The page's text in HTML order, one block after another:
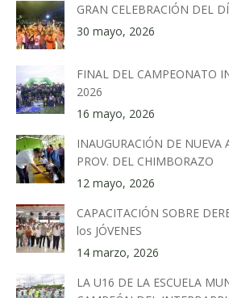
GRAN CELEBRACIÓN DEL
30 mayo, 2026
FINAL DEL CAMPEONATO
2026
16 mayo, 2026
INAUGURACIÓN DE NUEVA
PROV. DEL CHIMBORAZO
12 mayo, 2026
CAPACITACIÓN SOBRE
los JÓVENES
14 marzo, 2026
LA U16 DE LA ESCUELA